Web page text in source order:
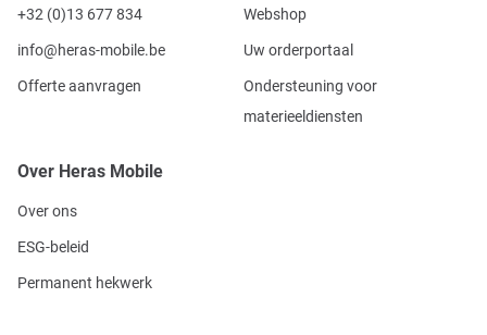
+32 (0)13 677 834
info@heras-mobile.be
Offerte aanvragen
Webshop
Uw orderportaal
Ondersteuning voor
materieeldiensten
Over Heras Mobile
Over ons
ESG-beleid
Permanent hekwerk